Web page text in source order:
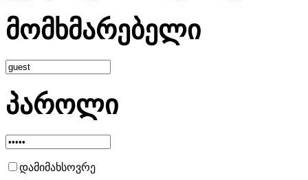
მომხმარებელი
პაროლი
დამიმახსოვრე